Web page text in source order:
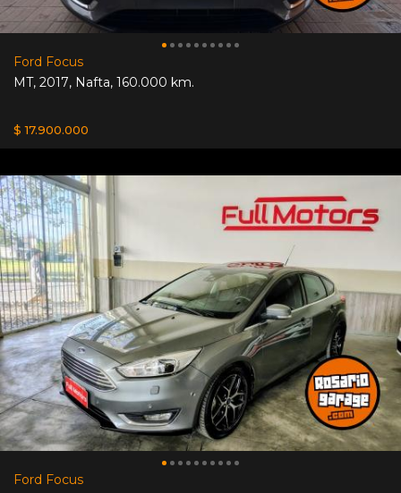
Ford Focus
MT, 2017, Nafta, 160.000 km.
$ 17.900.000
Ford Focus